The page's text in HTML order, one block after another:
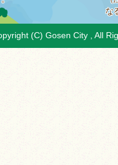
な
(C) Gosen City , All